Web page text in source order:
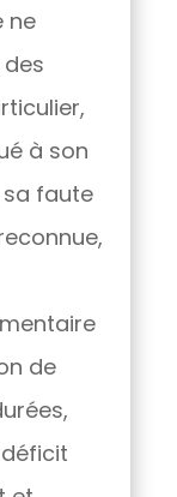
ne
à son
faute
de